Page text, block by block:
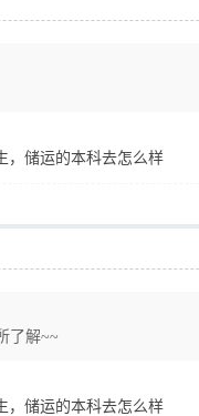
，储运的本科去怎么样
了解~~
，储运的本科去怎么样